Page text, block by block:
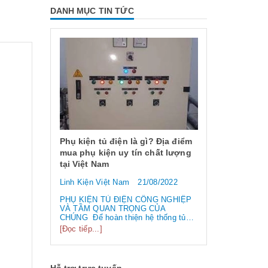
DANH MỤC TIN TỨC
Phụ kiện tủ điện là gì? Địa điểm
mua phụ kiện uy tín chất lượng
tại Việt Nam
Linh Kiện Việt Nam
21/08/2022
PHỤ KIỆN TỦ ĐIỆN CÔNG NGHIỆP
VÀ TẦM QUAN TRỌNG CỦA
CHÚNG Để hoàn thiện hệ thống tủ
điện công nghiệp thì ngoài vỏ tủ điện,
bạn cần phải sử dụng đến rất nhiều
linh kiện tủ điện công nghiệp khác
công nghiệp bao gồm những gì?
[Đọc tiếp...]